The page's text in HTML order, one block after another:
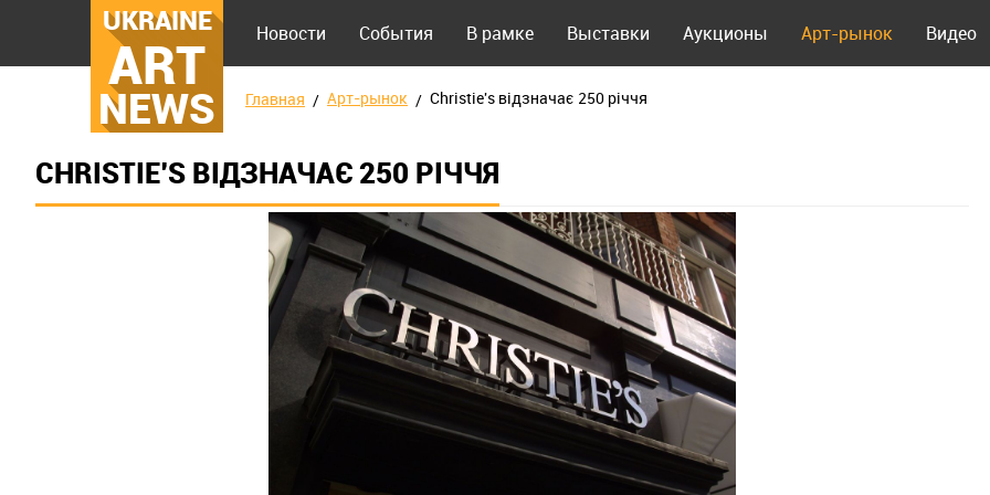
UKRAINE
ART
NEWS
Новости События В рамке Выставки Аукционы Арт-рынок Видео
Главная Арт-рынок Сhristie's відзначає 250 річчя
СHRISTIE'S ВІДЗНАЧАЄ 250 РІЧЧЯ